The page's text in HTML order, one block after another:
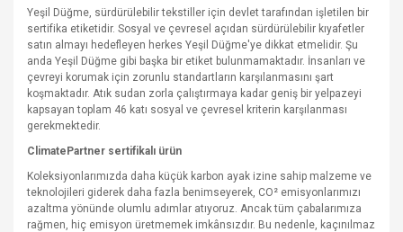
Yeşil Düğme, sürdürülebilir tekstiller için devlet tarafından işletilen bir
sertifika etiketidir. Sosyal ve çevresel açıdan sürdürülebilir kıyafetler
satın almayı hedefleyen herkes Yeşil Düğme'ye dikkat etmelidir. Şu
anda Yeşil Düğme gibi başka bir etiket bulunmamaktadır. İnsanları ve
çevreyi korumak için zorunlu standartların karşılanmasını şart
koşmaktadır. Atık sudan zorla çalıştırmaya kadar geniş bir yelpazeyi
kapsayan toplam 46 katı sosyal ve çevresel kriterin karşılanması
gerekmektedir.
ClimatePartner sertifikalı ürün
Koleksiyonlarımızda daha küçük karbon ayak izine sahip malzeme ve
teknolojileri giderek daha fazla benimseyerek, CO² emisyonlarımızı
azaltma yönünde olumlu adımlar atıyoruz. Ancak tüm çabalarımıza
rağmen, hiç emisyon üretmemek imkânsızdır. Bu nedenle, kaçınılmaz